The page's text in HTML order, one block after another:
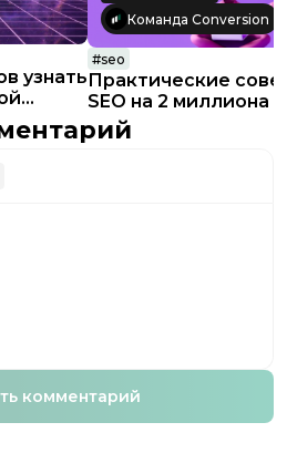
узнать
Команда Conversion
#seo
Практические
SEO на 2 миллиона
комментарий